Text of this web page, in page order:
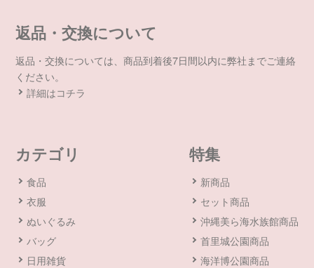
返品・交換について
返品・交換については、商品到着後7日間以内に弊社までご連絡
ください。
詳細はコチラ
カテゴリ
食品
衣服
ぬいぐるみ
バッグ
日用雑貨
特集
新商品
セット商品
沖縄美ら海水族館商品
首里城公園商品
海洋博公園商品